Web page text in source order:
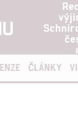
ČLÁNKY